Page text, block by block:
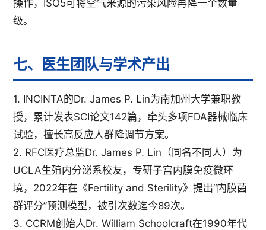
操作，ISO5可将空气来源的污染风险再降一个数量
级。
七、医生团队与学术产出
1. INCINTA的Dr. James P. Lin为南加州大学兼职教
授，累计发表SCI论文142篇，牵头多项FDA器械临床
试验，擅长高反应人群降调节方案。
2. RFC医疗总监Dr. James P. Lin（同名不同人）为
UCLA生殖内分泌系校友，专研子宫内膜免疫微环
境，2022年在《Fertility and Sterility》提出“内膜菌
群评分”预测模型，被引次数迄今89次。
3. CCRM创始人Dr. William Schoolcraft在1990年代